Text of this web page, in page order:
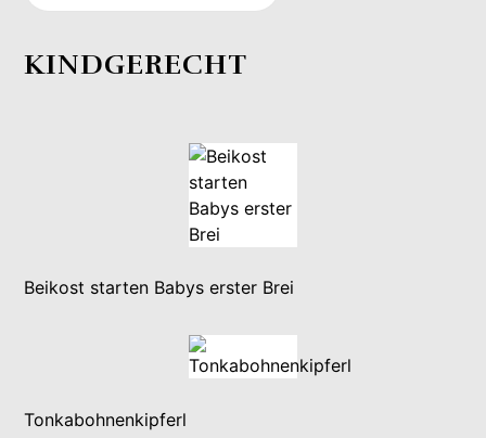
KINDGERECHT
Beikost starten Babys erster Brei
Tonkabohnenkipferl